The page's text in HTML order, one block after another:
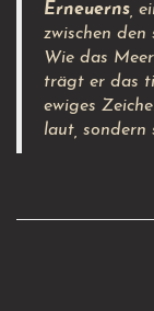
Erneuerns ,
zwischen
Wie das
trägt er das
ewiges
laut, sondern